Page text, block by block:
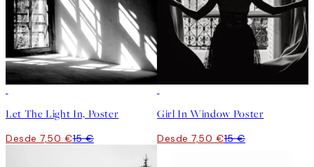
Let The Light In, Poster
Desde 7,50 €15 €
Girl In Window Poster
Desde 7,50 €15 €